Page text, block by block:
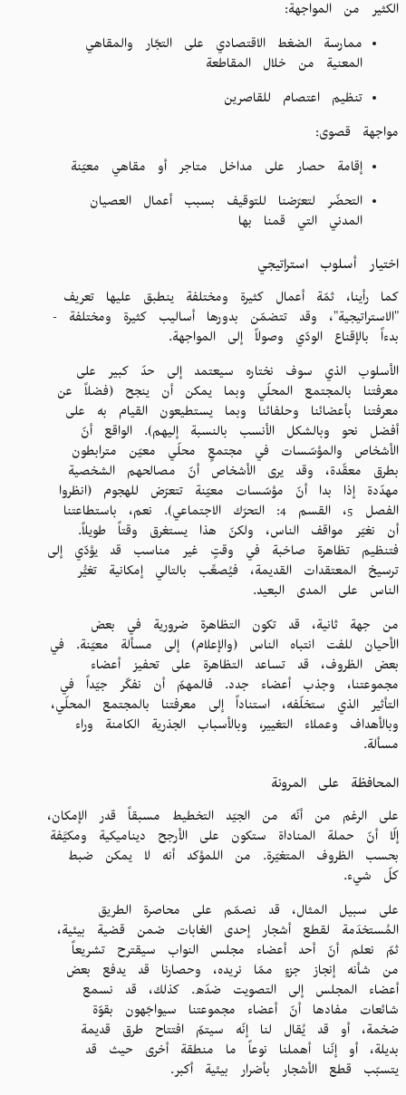
الكثير من المواجهة:
ممارسة الضغط الاقتصادي على التجّار والمقاهي
المعنية من خلال المقاطعة
تنظيم اعتصام للقاصرين
مواجهة قصوى:
إقامة حصار على مداخل متاجر أو مقاهي معيّنة
التحضّر لتعرّضنا للتوقيف بسبب أعمال العصيان
المدني التي قمنا بها
اختيار أسلوب استراتيجي
كما رأينا، ثمّة أعمال كثيرة ومختلفة ينطبق عليها تعريف
"الاستراتيجية"، وقد تتضمّن بدورها أساليب كثيرة ومختلفة -
بدءاً بالإقناع الودّي وصولاً إلى المواجهة.
الأسلوب الذي سوف نختاره سيعتمد إلى حدّ كبير على
معرفتنا بالمجتمع المحلّي وبما يمكن أن ينجح (فضلاً عن
معرفتنا بأعضائنا وحلفائنا وبما يستطيعون القيام به على
أفضل نحو وبالشكل الأنسب بالنسبة إليهم). الواقع أنّ
الأشخاص والمؤسّسات في مجتمعٍ محلّي معيّن مترابطون
بطرق معقّدة، وقد يرى الأشخاص أنّ مصالحهم الشخصية
مهدّدة إذا بدا أنّ مؤسّسات معيّنة تتعرّض للهجوم (انظروا
الفصل 5، القسم 4: التحرّك الاجتماعي). نعم، باستطاعتنا
أن نغيّر مواقف الناس، ولكنّ هذا يستغرق وقتاً طويلاً.
فتنظيم تظاهرة صاخبة في وقتٍ غير مناسب قد يؤدّي إلى
ترسيخ المعتقدات القديمة، فيُصعِّب بالتالي إمكانية تغيُّر
الناس على المدى البعيد.
من جهة ثانية، قد تكون التظاهرة ضرورية في بعض
الأحيان للفت انتباه الناس (والإعلام) إلى مسألة معيّنة. في
بعض الظروف، قد تساعد التظاهرة على تحفيز أعضاء
مجموعتنا، وجذب أعضاء جدد. فالمهمّ أن نفكّر جيّداً في
التأثير الذي ستخلّفه، استناداً إلى معرفتنا بالمجتمع المحلّي،
وبالأهداف وعملاء التغيير، وبالأسباب الجذرية الكامنة وراء
مسألة.
المحافظة على المرونة
على الرغم من أنّه من الجيّد التخطيط مسبقاً قدر الإمكان،
إلّا أنّ حملة المناداة ستكون على الأرجح ديناميكية ومكيَّفة
بحسب الظروف المتغيّرة. من اللمؤكد أنه لا يمكن ضبط
كلّ شيء.
على سبيل المثال، قد نصمّم على محاصرة الطريق
المُستخدَمة لقطع أشجار إحدى الغابات ضمن قضية بيئية،
ثمّ نعلم أنّ أحد أعضاء مجلس النواب سيقترح تشريعاً
من شأنه إنجاز جزءٍ ممّا نريده، وحصارنا قد يدفع بعض
أعضاء المجلس إلى التصويت ضدّه. كذلك، قد نسمع
شائعات مفادها أنّ أعضاء مجموعتنا سيواجَهون بقوّة
ضخمة، أو قد يُقال لنا إنّه سيتمّ افتتاح طرق قديمة
بديلة، أو إنّنا أهملنا نوعاً ما منطقة أخرى حيث قد
يتسبّب قطع الأشجار بأضرار بيئية أكبر.